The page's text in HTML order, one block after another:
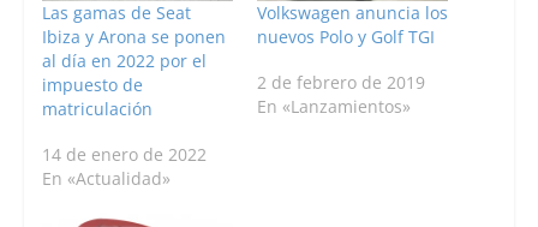
Las gamas de Seat
Ibiza y Arona se ponen
al día en 2022 por el
impuesto de
matriculación
14 de enero de 2022
En «Actualidad»
Volkswagen anuncia los
nuevos Polo y Golf TGI
2 de febrero de 2019
En «Lanzamientos»